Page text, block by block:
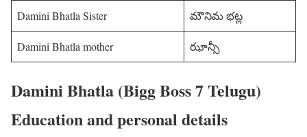
Damini Bhatla Sister మౌనిమ భట్ల
Damini Bhatla mother ఝాన్సీ
Damini Bhatla (Bigg Boss 7 Telugu)
Education and personal details